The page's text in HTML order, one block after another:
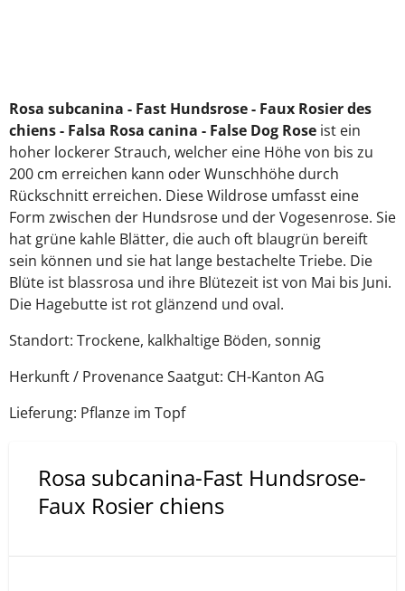
Rosa subcanina - Fast Hundsrose- Faux Rosier des
chiens - Falsa Rosa canina - False Dog Rose ist ein
hoher lockerer Strauch, welcher eine Höhe von bis zu
200 cm erreichen kann oder Wunschhöhe durch
Rückschnitt erreichen. Diese Wildrose umfasst eine
Form zwischen der Hundsrose und der Vogesenrose. Sie
hat grüne kahle Blätter, die auch oft blaugrün bereift
sein können und sie hat lange bestachelte Triebe. Die
Blüte ist blassrosa und ihre Blütezeit ist von Mai bis Juni.
Die Hagebutte ist rot glänzend und oval.
Standort: Trockene, kalkhaltige Böden, sonnig
Herkunft / Provenance Saatgut: CH-Kanton AG
Lieferung: Pflanze im Topf
Rosa subcanina-Fast Hundsrose-
Faux Rosier chiens